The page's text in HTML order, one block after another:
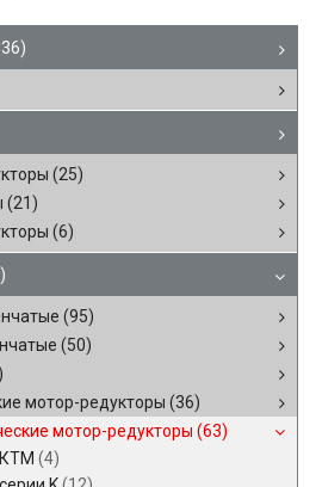
(25)
(21)
(6)
(95)
(50)
мотор-редукторы (36)
мотор-редукторы (63)
(4)